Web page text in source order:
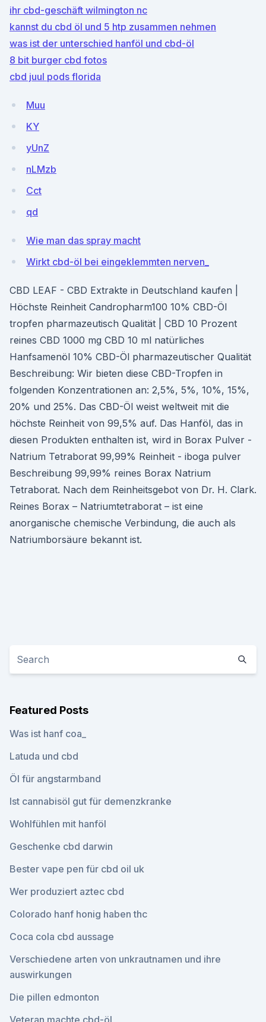
ihr cbd-geschäft wilmington nc
kannst du cbd öl und 5 htp zusammen nehmen
was ist der unterschied hanföl und cbd-öl
8 bit burger cbd fotos
cbd juul pods florida
Muu
KY
yUnZ
nLMzb
Cct
qd
Wie man das spray macht
Wirkt cbd-öl bei eingeklemmten nerven_
CBD LEAF - CBD Extrakte in Deutschland kaufen |
Höchste Reinheit Candropharm100 10% CBD-Öl
tropfen pharmazeutisch Qualität | CBD 10 Prozent
reines CBD 1000 mg CBD 10 ml natürliches
Hanfsamenöl 10% CBD-Öl pharmazeutischer Qualität
Beschreibung: Wir bieten diese CBD-Tropfen in
folgenden Konzentrationen an: 2,5%, 5%, 10%, 15%,
20% und 25%. Das CBD-Öl weist weltweit mit die
höchste Reinheit von 99,5% auf. Das Hanföl, das in
diesen Produkten enthalten ist, wird in Borax Pulver -
Natrium Tetraborat 99,99% Reinheit - iboga pulver
Beschreibung 99,99% reines Borax Natrium
Tetraborat. Nach dem Reinheitsgebot von Dr. H. Clark.
Reines Borax – Natriumtetraborat – ist eine
anorganische chemische Verbindung, die auch als
Natriumborsäure bekannt ist.
Featured Posts
Was ist hanf coa_
Latuda und cbd
Öl für angstarmband
Ist cannabisöl gut für demenzkranke
Wohlfühlen mit hanföl
Geschenke cbd darwin
Bester vape pen für cbd oil uk
Wer produziert aztec cbd
Colorado hanf honig haben thc
Coca cola cbd aussage
Verschiedene arten von unkrautnamen und ihre
auswirkungen
Die pillen edmonton
Veteran machte cbd-öl